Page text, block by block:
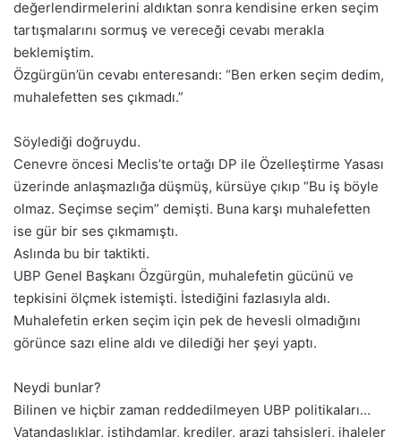
değerlendirmelerini aldıktan sonra kendisine erken seçim
tartışmalarını sormuş ve vereceği cevabı merakla
beklemiştim.
Özgürgün’ün cevabı enteresandı: “Ben erken seçim dedim,
muhalefetten ses çıkmadı.”
Söylediği doğruydu.
Cenevre öncesi Meclis’te ortağı DP ile Özelleştirme Yasası
üzerinde anlaşmazlığa düşmüş, kürsüye çıkıp “Bu iş böyle
olmaz. Seçimse seçim” demişti. Buna karşı muhalefetten
ise gür bir ses çıkmamıştı.
Aslında bu bir taktikti.
UBP Genel Başkanı Özgürgün, muhalefetin gücünü ve
tepkisini ölçmek istemişti. İstediğini fazlasıyla aldı.
Muhalefetin erken seçim için pek de hevesli olmadığını
görünce sazı eline aldı ve dilediği her şeyi yaptı.
Neydi bunlar?
Bilinen ve hiçbir zaman reddedilmeyen UBP politikaları…
Vatandaşlıklar, istihdamlar, krediler, arazi tahsisleri, ihaleler